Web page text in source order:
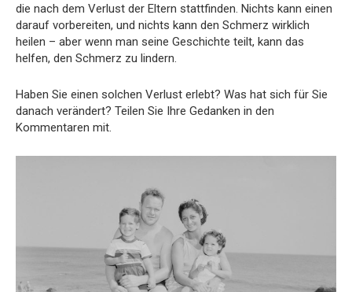
die nach dem Verlust der Eltern stattfinden. Nichts kann einen
darauf vorbereiten, und nichts kann den Schmerz wirklich
heilen – aber wenn man seine Geschichte teilt, kann das
helfen, den Schmerz zu lindern.
Haben Sie einen solchen Verlust erlebt? Was hat sich für Sie
danach verändert? Teilen Sie Ihre Gedanken in den
Kommentaren mit.